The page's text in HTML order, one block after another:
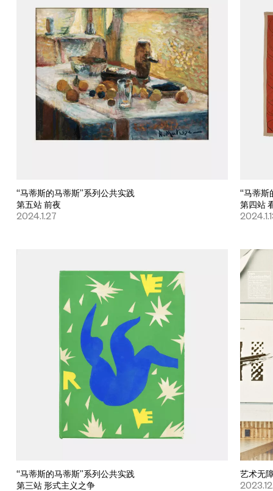
“马蒂斯的马蒂斯”系列公共实践
第五站 前夜
2024.1.27
“马蒂斯
第四站
“马蒂斯的马蒂斯”系列公共实践
第三站 形式主义之争
艺术无